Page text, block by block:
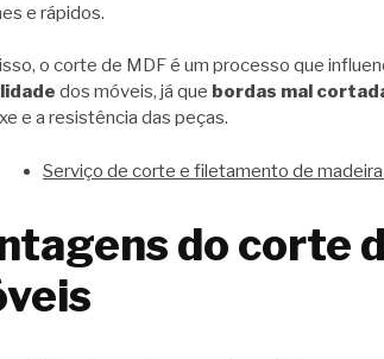
e rápidos.
o corte de MDF é um processo que
dos móveis, já que bordas mal
e a resistência das peças.
Serviço de corte e filetamento de
do corte